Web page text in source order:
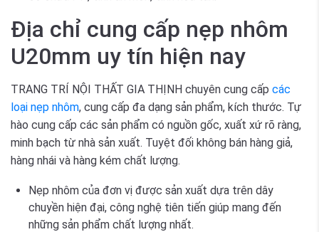
Địa chỉ cung cấp nẹp nhôm
U20mm uy tín hiện nay
TRANG TRÍ NỘI THẤT GIA THỊNH chuyên cung cấp các
loại nẹp nhôm, cung cấp đa dạng sản phẩm, kích thước. Tự
hào cung cấp các sản phẩm có nguồn gốc, xuất xứ rõ ràng,
minh bạch từ nhà sản xuất. Tuyệt đối không bán hàng giả,
hàng nhái và hàng kém chất lượng.
Nẹp nhôm của đơn vị được sản xuất dựa trên dây
chuyền hiện đại, công nghệ tiên tiến giúp mang đến
những sản phẩm chất lượng nhất.